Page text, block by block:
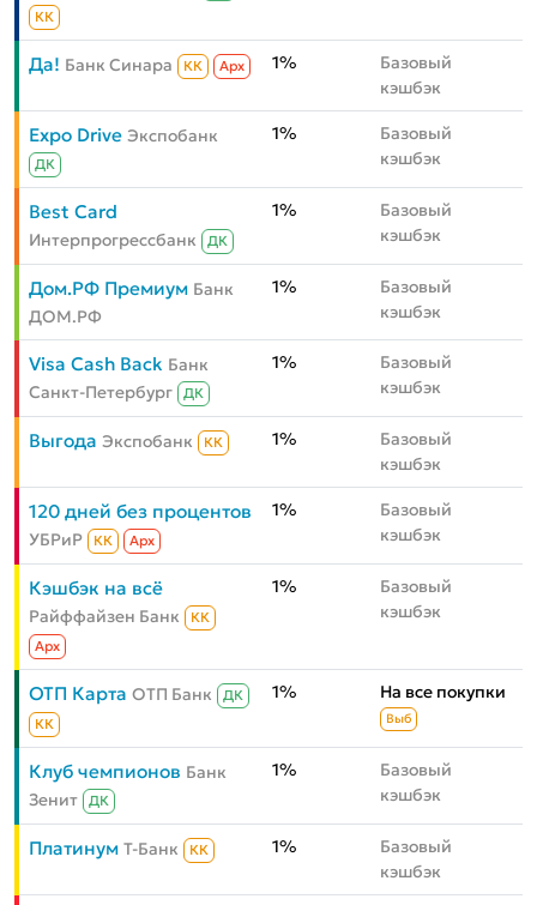
КК
Да! Банк Синара КК Aрх 1%
Базовый
кэшбэк
Expo Drive Экспобанк
ДК
1%
Базовый
кэшбэк
Best Card
Интерпрогрессбанк ДК
1%
Базовый
кэшбэк
Дом.РФ Премиум Банк
ДОМ.РФ
1%
Базовый
кэшбэк
Visa Cash Back Банк
Санкт-Петербург
ДК
1%
Базовый
кэшбэк
Выгода Экспобанк КК 1%
Базовый
кэшбэк
120 дней без процентов
УБРиР КК Aрх
1%
Базовый
кэшбэк
Кэшбэк на всё
Райффайзен Банк
КК
Aрх
1%
Базовый
кэшбэк
ОТП Карта ОТП Банк
ДК
КК
1% На все покупки
Выб
Клуб чемпионов Банк
Зенит
ДК
1%
Базовый
кэшбэк
Платинум Т-Банк КК 1%
Базовый
кэшбэк